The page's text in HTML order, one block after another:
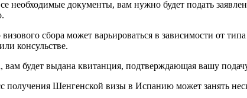
необходимые документы, вам нужно будет подать
визового сбора может варьироваться в зависимости от
консульстве.
вам будет выдана квитанция, подтверждающая вашу
Шенгенской визы в Испанию может занять